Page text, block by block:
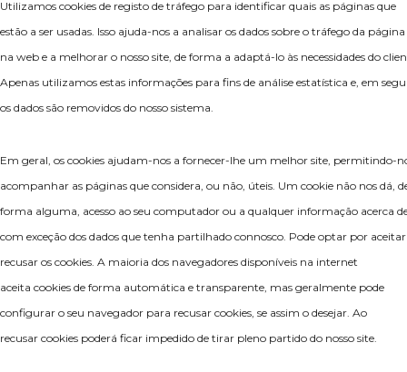
Utilizamos cookies de registo de tráfego para identificar quais as páginas que
estão a ser usadas. Isso ajuda-nos a analisar os dados sobre o tráfego da página
na web e a melhorar o nosso site, de forma a adaptá-lo às necessidades do
Apenas utilizamos estas informações para fins de análise estatística e, em
os dados são removidos do nosso sistema.
Em geral, os cookies ajudam-nos a fornecer-lhe um melhor site, permitindo-
acompanhar as páginas que considera, ou não, úteis. Um cookie não nos dá,
forma alguma, acesso ao seu computador ou a qualquer informação acerca
com exceção dos dados que tenha partilhado connosco. Pode optar por
recusar os cookies. A maioria dos navegadores disponíveis na internet
aceita cookies de forma automática e transparente, mas geralmente pode
configurar o seu navegador para recusar cookies, se assim o desejar. Ao
recusar cookies poderá ficar impedido de tirar pleno partido do nosso site.